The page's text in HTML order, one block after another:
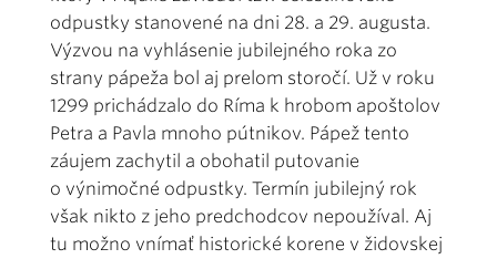
odpustky stanovené na dni 28. a 29. augusta.
Výzvou na vyhlásenie jubilejného roka zo
strany pápeža bol aj prelom storočí. Už v roku
1299 prichádzalo do Ríma k hrobom apoštolov
Petra a Pavla mnoho pútnikov. Pápež tento
záujem zachytil a obohatil putovanie
o výnimočné odpustky. Termín jubilejný rok
však nikto z jeho predchodcov nepoužíval. Aj
tu možno vnímať historické korene v židovskej